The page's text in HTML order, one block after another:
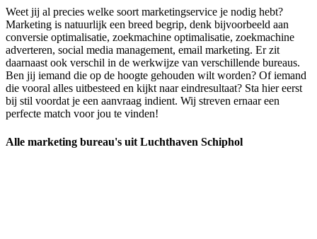
Weet jij al precies welke soort marketingservice je nodig hebt?
Marketing is natuurlijk een breed begrip, denk bijvoorbeeld aan
conversie optimalisatie, zoekmachine optimalisatie, zoekmachine
adverteren, social media management, email marketing. Er zit
daarnaast ook verschil in de werkwijze van verschillende bureaus.
Ben jij iemand die op de hoogte gehouden wilt worden? Of iemand
die vooral alles uitbesteed en kijkt naar eindresultaat? Sta hier eerst
bij stil voordat je een aanvraag indient. Wij streven ernaar een
perfecte match voor jou te vinden!
Alle marketing bureau's uit Luchthaven Schiphol